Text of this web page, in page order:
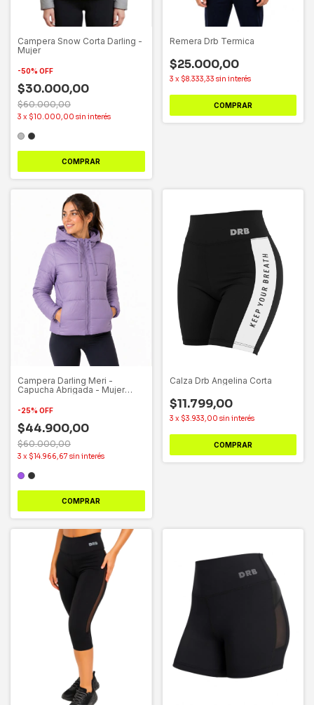
Campera Snow Corta Darling -
Mujer
-50% OFF
$30.000,00
$60.000,00
3 x $10.000,00 sin interés
COMPRAR
Remera Drb Termica
$25.000,00
3 x $8.333,33 sin interés
COMPRAR
Campera Darling Meri -
Capucha Abrigada - Mujer
-25% OFF
$44.900,00
$60.000,00
3 x $14.966,67 sin interés
COMPRAR
Calza Drb Angelina Corta
$11.799,00
3 x $3.933,00 sin interés
COMPRAR